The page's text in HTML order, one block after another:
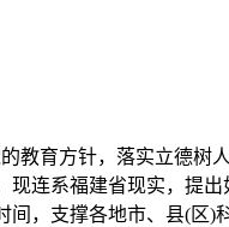
育方针，落实立德树人
连系福建省现实，提
，支撑各地市、县(区)